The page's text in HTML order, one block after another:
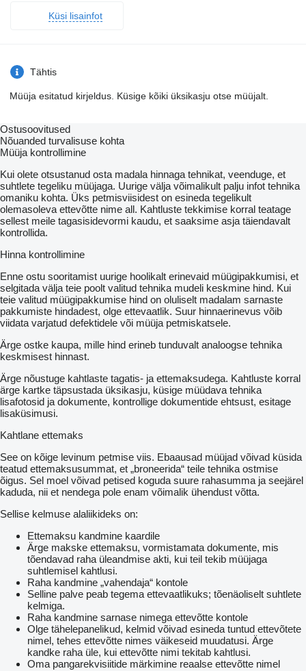
Küsi lisainfot
Tähtis
Müüja esitatud kirjeldus. Küsige kõiki üksikasju otse müüjalt.
Ostusoovitused
Nõuanded turvalisuse kohta
Müüja kontrollimine
Kui olete otsustanud osta madala hinnaga tehnikat, veenduge, et
suhtlete tegeliku müüjaga. Uurige välja võimalikult palju infot tehnika
omaniku kohta. Üks petmisviisidest on esineda tegelikult
olemasoleva ettevõtte nime all. Kahtluste tekkimise korral teatage
sellest meile tagasisidevormi kaudu, et saaksime asja täiendavalt
kontrollida.
Hinna kontrollimine
Enne ostu sooritamist uurige hoolikalt erinevaid müügipakkumisi, et
selgitada välja teie poolt valitud tehnika mudeli keskmine hind. Kui
teie valitud müügipakkumise hind on oluliselt madalam sarnaste
pakkumiste hindadest, olge ettevaatlik. Suur hinnaerinevus võib
viidata varjatud defektidele või müüja petmiskatsele.
Ärge ostke kaupa, mille hind erineb tunduvalt analoogse tehnika
keskmisest hinnast.
Ärge nõustuge kahtlaste tagatis- ja ettemaksudega. Kahtluste korral
ärge kartke täpsustada üksikasju, küsige müüdava tehnika
lisafotosid ja dokumente, kontrollige dokumentide ehtsust, esitage
lisaküsimusi.
Kahtlane ettemaks
See on kõige levinum petmise viis. Ebaausad müüjad võivad küsida
teatud ettemaksusummat, et „broneerida“ teile tehnika ostmise
õigus. Sel moel võivad petised koguda suure rahasumma ja seejärel
kaduda, nii et nendega pole enam võimalik ühendust võtta.
Sellise kelmuse alaliikideks on:
Ettemaksu kandmine kaardile
Ärge makske ettemaksu, vormistamata dokumente, mis
tõendavad raha üleandmise akti, kui teil tekib müüjaga
suhtlemisel kahtlusi.
Raha kandmine „vahendaja“ kontole
Selline palve peab tegema ettevaatlikuks; tõenäoliselt suhtlete
kelmiga.
Raha kandmine sarnase nimega ettevõtte kontole
Olge tähelepanelikud, kelmid võivad esineda tuntud ettevõtete
nimel, tehes ettevõtte nimes väikeseid muudatusi. Ärge
kandke raha üle, kui ettevõtte nimi tekitab kahtlusi.
Oma pangarekvisiitide märkimine reaalse ettevõtte nimel